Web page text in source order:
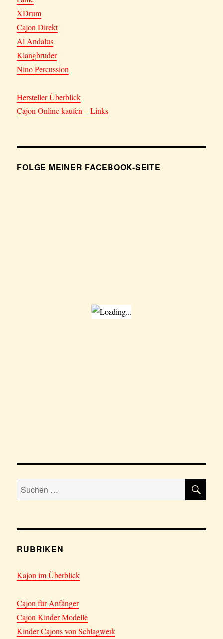
XDrum
Cajon Direkt
Al Andalus
Klangbruder
Nino Percussion
Hersteller Überblick
Cajon Online kaufen – Links
FOLGE MEINER FACEBOOK-SEITE
Suchen
nach:
RUBRIKEN
Kajon im Überblick
Cajon für Anfänger
Cajon Kinder Modelle
Kinder Cajons von Schlagwerk